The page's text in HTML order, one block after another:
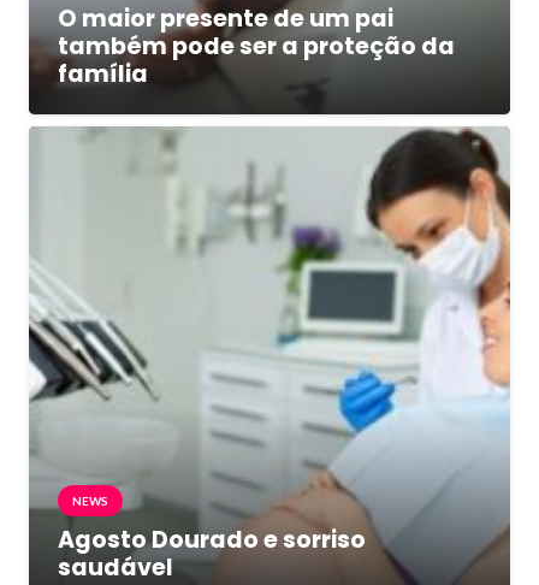
O maior presente de um pai
também pode ser a proteção da
família
NEWS
Agosto Dourado e sorriso
saudável